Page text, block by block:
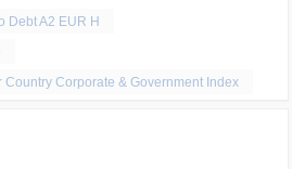
Debt A2 EUR H
Country Corporate & Government Index